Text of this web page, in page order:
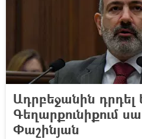
Ադրբեջանին դրդել
Գեղարքունիքում
Փաշինյան